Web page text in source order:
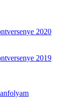
2020
2019